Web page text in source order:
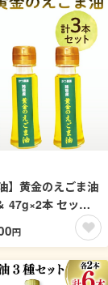
】黄金のえごま油
47g×2本 セット
産 エゴマ油 えご
エゴマ えごま 荏
円